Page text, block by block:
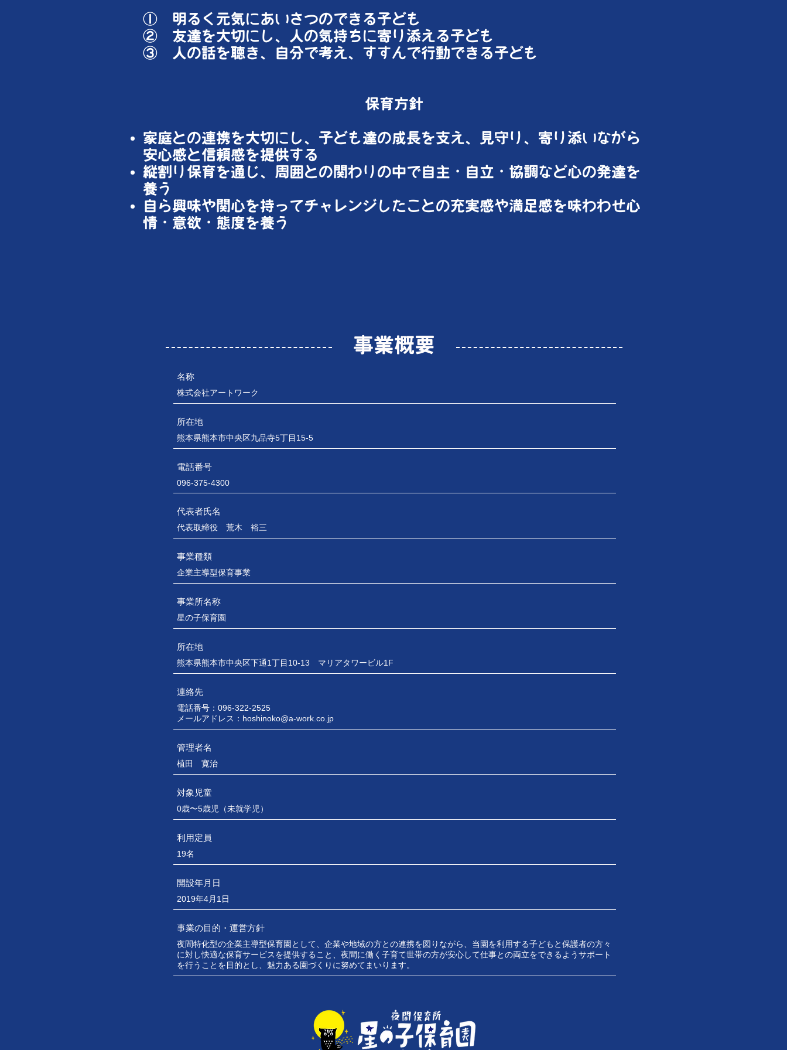
​① 明るく元気にあいさつのできる子ども
② 友達を大切にし、人の気持ちに寄り添える子ども
​③ 人の話を聴き、自分で考え、すすんで行動できる子ども
保育方針
家庭との連携を大切にし、子ども達の成長を支え、見守り、寄り添いながら
安心感と信頼感を提供する
縦割り保育を通じ、周囲との関わりの中で自主・自立・協調など心の発達を
養う
自ら興味や関心を持ってチャレンジしたことの充実感や満足感を味わわせ心
情・ 意欲・態度を養う
事業概要
名称
株式会社アートワーク
所在地
熊本県熊本市中央区九品寺5丁目15-5
電話番号
096-375-4300
代表者氏名
代表取締役 荒木 裕三
事業種類
企業主導型保育事業
事業所名称
星の子保育園
所在地
熊本県熊本市中央区下通1丁目10-13 マリアタワービル1F
連絡先
電話番号：096-322-2525
メールアドレス： hoshinoko@a-work.co.jp
管理者名
植田 寛治
対象児童
0歳〜5歳児（未就学児）
利用定員
19名
開設年月日
2019年4月1日
事業の目的・運営方針
夜間特化型の企業主導型保育園として、企業や地域の方との連携を図りながら、当園を利用する子どもと保護者の方々
に対し快適な保育サービスを提供すること、夜間に働く子育て世帯の方が安心して仕事との両立をできるようサポート
を行うことを目的とし、魅力ある園づくりに努めてまいります。